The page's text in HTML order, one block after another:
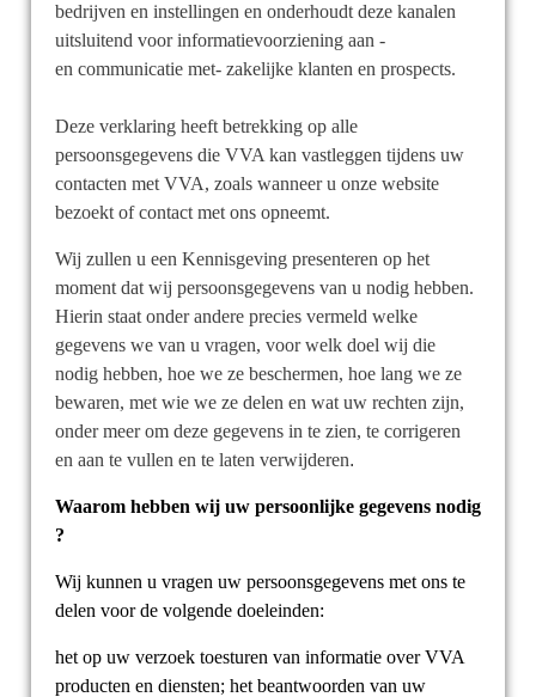
bedrijven en instellingen en onderhoudt deze kanalen
uitsluitend voor informatievoorziening aan -
en communicatie met- zakelijke klanten en prospects.
Deze verklaring heeft betrekking op alle
persoonsgegevens die VVA kan vastleggen tijdens uw
contacten met VVA, zoals wanneer u onze website
bezoekt of contact met ons opneemt.
Wij zullen u een Kennisgeving presenteren op het
moment dat wij persoonsgegevens van u nodig hebben.
Hierin staat onder andere precies vermeld welke
gegevens we van u vragen, voor welk doel wij die
nodig hebben, hoe we ze beschermen, hoe lang we ze
bewaren, met wie we ze delen en wat uw rechten zijn,
onder meer om deze gegevens in te zien, te corrigeren
en aan te vullen en te laten verwijderen.
Waarom hebben wij uw persoonlijke gegevens nodig
?
Wij kunnen u vragen uw persoonsgegevens met ons te
delen voor de volgende doeleinden:
het op uw verzoek toesturen van informatie over VVA
producten en diensten; het beantwoorden van uw